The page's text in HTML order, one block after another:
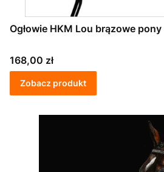
Ogłowie HKM Lou brązowe pony
Cena
168,00 zł
Zobacz produkt